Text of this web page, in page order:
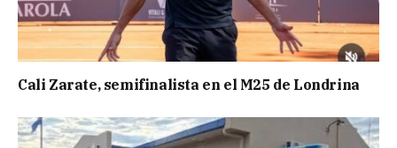
Cali Zarate, semifinalista en el M25 de Londrina